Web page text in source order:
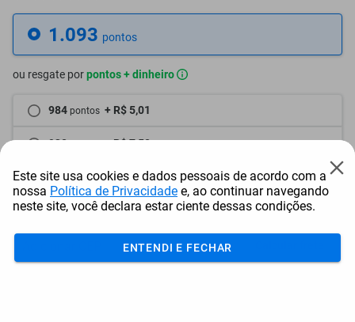
1.093 pontos
ou resgate porpontos + dinheiro
984 pontos + R$ 5,01
930 + R$ 7,50
875 pontos + R$ 10,03
Este site usa cookies e dados pessoais de acordo com a
nossa Política de Privacidade e, ao continuar navegando
neste site, você declara estar ciente dessas condições.
ENTENDI E FECHAR